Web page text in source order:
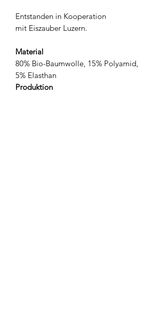
Entstanden in Kooperation
mit Eiszauber Luzern.
Material
80% Bio-Baumwolle, 15% Polyamid,
5% Elasthan
Produktion